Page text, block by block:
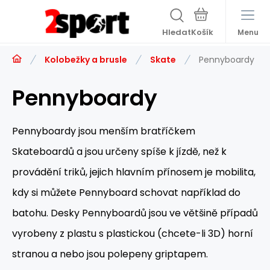
Hledat Menu
Kolobežky a brusle Skate Pennyboardy
Pennyboardy
Pennyboardy jsou menším bratříčkem
Skateboardů a jsou určeny spíše k jízdě, než k
provádění triků, jejich hlavním přínosem je mobilita,
kdy si můžete Pennyboard schovat například do
batohu. Desky Pennyboardů jsou ve většině případů
vyrobeny z plastu s plastickou (chcete-li 3D) horní
stranou a nebo jsou polepeny griptapem.